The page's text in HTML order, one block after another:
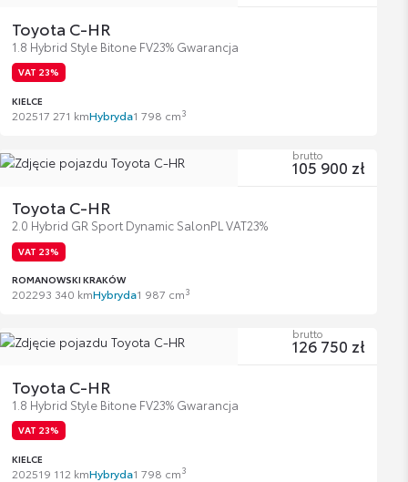
Toyota C-HR
1.8 Hybrid Style Bitone FV23% Gwarancja
VAT 23%
KIELCE
202517 271 kmHybryda1 798 cm3
Toyota C-HR
2.0 Hybrid GR Sport Dynamic SalonPL VAT23%
VAT 23%
ROMANOWSKI KRAKÓW
202293 340 kmHybryda1 987 cm3
brutto
105 900 zł
Toyota C-HR
1.8 Hybrid Style Bitone FV23% Gwarancja
VAT 23%
KIELCE
202519 112 kmHybryda1 798 cm3
brutto
126 750 zł